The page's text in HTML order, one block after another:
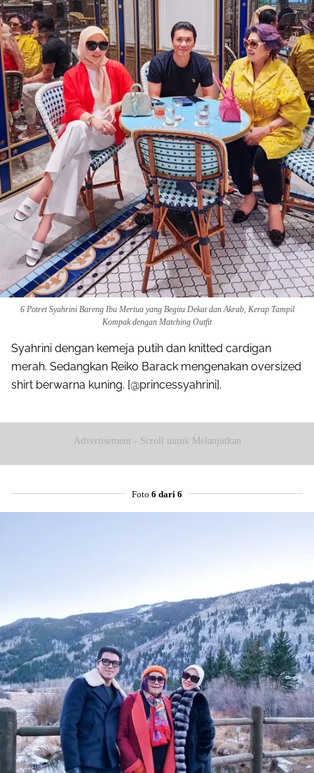
6 Potret Syahrini Bareng Ibu Mertua yang Begitu Dekat dan Akrab, Kerap Tampil
Kompak dengan Matching Outfit
Syahrini dengan kemeja putih dan knitted cardigan
merah. Sedangkan Reiko Barack mengenakan oversized
shirt berwarna kuning. [@princessyahrini].
Advertisement - Scroll untuk Melanjutkan
Foto 6 dari 6